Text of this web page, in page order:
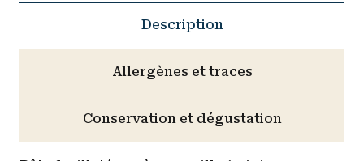
Description
Allergènes et traces
Conservation et dégustation